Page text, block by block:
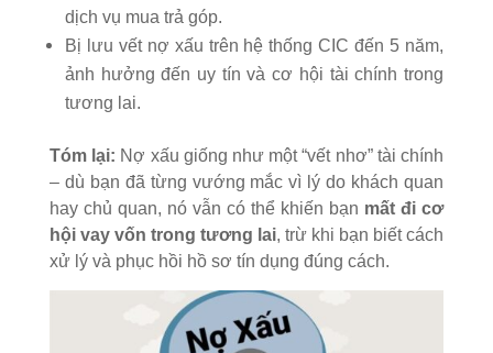
dịch vụ mua trả góp.
Bị lưu vết nợ xấu trên hệ thống CIC đến 5 năm,
ảnh hưởng đến uy tín và cơ hội tài chính trong
tương lai.
Tóm lại: Nợ xấu giống như một “vết nhơ” tài chính
– dù bạn đã từng vướng mắc vì lý do khách quan
hay chủ quan, nó vẫn có thể khiến bạn mất đi cơ
hội vay vốn trong tương lai, trừ khi bạn biết cách
xử lý và phục hồi hồ sơ tín dụng đúng cách.